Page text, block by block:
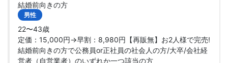
結婚前向きの方
男性
22〜43歳
定価：15,000円→早割：8,980円【再販無】お2人様で完売!
結婚前向きの方で公務員or正社員の社会人の方/大卒/会社経
営者（自営業者）のいずれか一つ該当の方